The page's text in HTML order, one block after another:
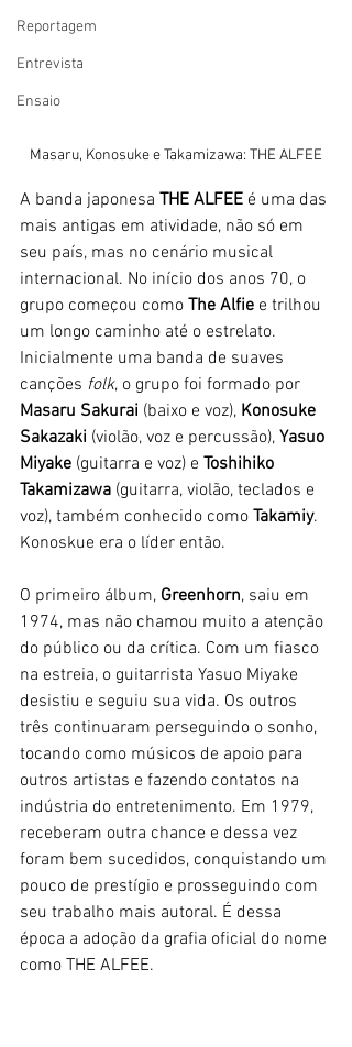
Reportagem
Entrevista
Ensaio
Masaru, Konosuke e Takamizawa: THE ALFEE
A banda japonesa THE ALFEE é uma das
mais antigas em atividade, não só em
seu país, mas no cenário musical
internacional. No início dos anos 70, o
grupo começou como The Alfie e trilhou
um longo caminho até o estrelato.
Inicialmente uma banda de suaves
canções folk, o grupo foi formado por
Masaru Sakurai (baixo e voz), Konosuke
Sakazaki (violão, voz e percussão), Yasuo
Miyake (guitarra e voz) e Toshihiko
Takamizawa (guitarra, violão, teclados e
voz), também conhecido como Takamiy.
Konoskue era o líder então.
O primeiro álbum, Greenhorn, saiu em
1974, mas não chamou muito a atenção
do público ou da crítica. Com um fiasco
na estreia, o guitarrista Yasuo Miyake
desistiu e seguiu sua vida. Os outros
três continuaram perseguindo o sonho,
tocando como músicos de apoio para
outros artistas e fazendo contatos na
indústria do entretenimento. Em 1979,
receberam outra chance e dessa vez
foram bem sucedidos, conquistando um
pouco de prestígio e prosseguindo com
seu trabalho mais autoral. É dessa
época a adoção da grafia oficial do nome
como THE ALFEE.